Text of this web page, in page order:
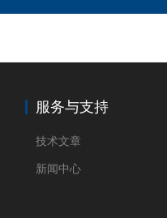
服务与支持
技术文章
新闻中心